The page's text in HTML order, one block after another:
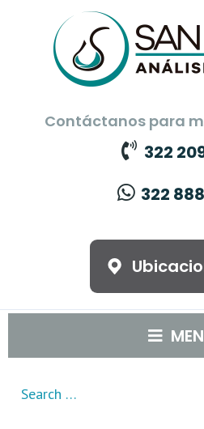
Contáctanos para
322
322